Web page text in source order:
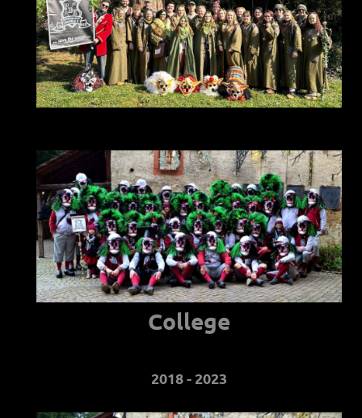
College
2018 - 2023